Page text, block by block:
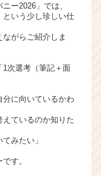
ー2026」では、
という少し珍しい仕
がらご紹介しま
1次選考（筆記＋面
分に向いているかわ
えているのか知りた
みたい」
す。